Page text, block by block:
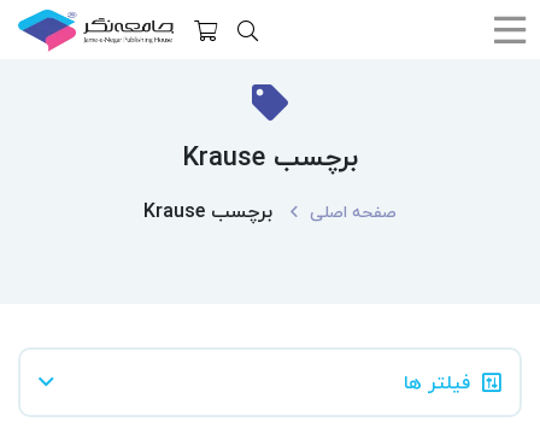
برچسب Krause
صفحه اصلی برچسب Krause
فیلتر ها